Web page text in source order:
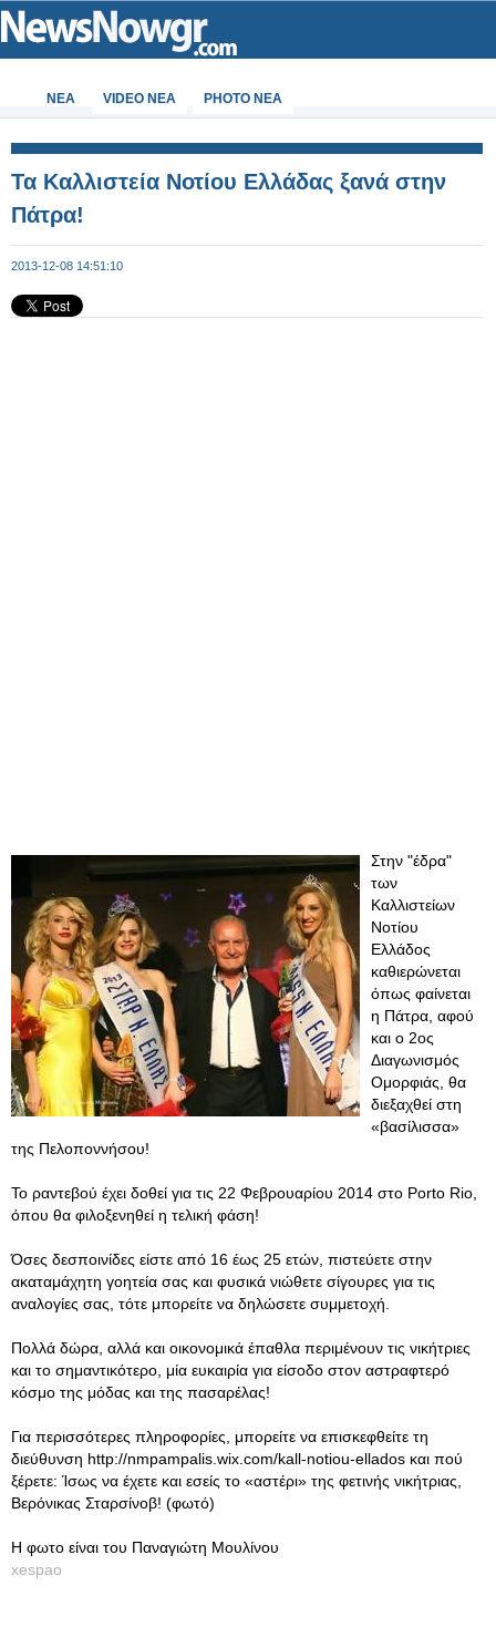
ΝΕΑ VIDEO NEA PHOTO NEA
Τα Καλλιστεία Νοτίου Ελλάδας ξανά στην
Πάτρα!
2013-12-08 14:51:10
Στην "έδρα"
των
Καλλιστείων
Νοτίου
Ελλάδος
καθιερώνεται
όπως φαίνεται
η Πάτρα, αφού
και ο 2ος
Διαγωνισμός
Ομορφιάς, θα
διεξαχθεί στη
«βασίλισσα»
της Πελοποννήσου!
Το ραντεβού έχει δοθεί για τις 22 Φεβρουαρίου 2014 στo Porto Rio,
όπου θα φιλοξενηθεί η τελική φάση!
Όσες δεσποινίδες είστε από 16 έως 25 ετών, πιστεύετε στην
ακαταμάχητη γοητεία σας και φυσικά νιώθετε σίγουρες για τις
αναλογίες σας, τότε μπορείτε να δηλώσετε συμμετοχή.
Πολλά δώρα, αλλά και οικονομικά έπαθλα περιμένουν τις νικήτριες
και το σημαντικότερο, μία ευκαιρία για είσοδο στον αστραφτερό
κόσμο της μόδας και της πασαρέλας!
Για περισσότερες πληροφορίες, μπορείτε να επισκεφθείτε τη
διεύθυνση http://nmpampalis.wix.com/kall-notiou-ellados και πού
ξέρετε: Ίσως να έχετε και εσείς το «αστέρι» της φετινής νικήτριας,
Βερόνικας Σταρσίνοβ! (φωτό)
Η φωτο είναι του Παναγιώτη Μουλίνου
xespao